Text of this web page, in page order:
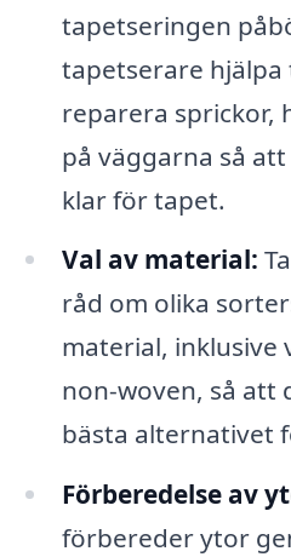
tapetseringen
tapetserare hjälpa
reparera sprickor,
på väggarna så
klar för tapet.
Val av material:
råd om olika
material, inklusive
non-woven, så att
bästa alternativet
Förberedelse av
förbereder ytor